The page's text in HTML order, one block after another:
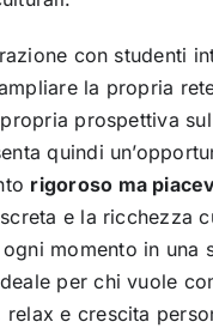
con studenti
la propria
prospettiva
quindi
rigoroso ma
e la ricchezza
momento in una
per chi vuole
relax e crescita